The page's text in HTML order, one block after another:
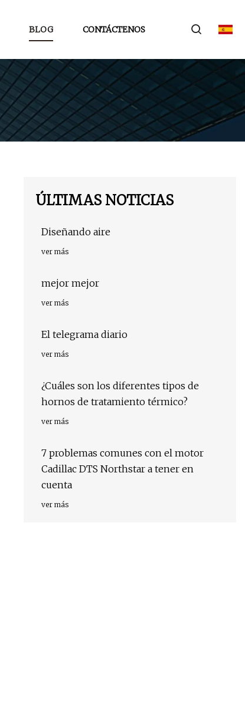
BLOG CONTÁCTENOS
ÚLTIMAS NOTICIAS
Diseñando aire
ver más
mejor mejor
ver más
El telegrama diario
ver más
¿Cuáles son los diferentes tipos de
hornos de tratamiento térmico?
ver más
7 problemas comunes con el motor
Cadillac DTS Northstar a tener en
cuenta
ver más